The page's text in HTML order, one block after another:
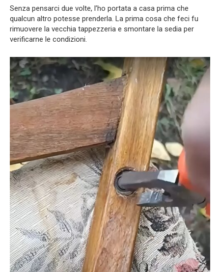
Senza pensarci due volte, l’ho portata a casa prima che
qualcun altro potesse prenderla. La prima cosa che feci fu
rimuovere la vecchia tappezzeria e smontare la sedia per
verificarne le condizioni.